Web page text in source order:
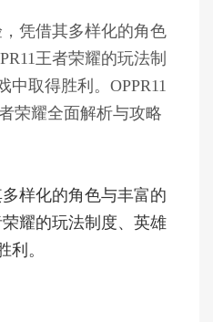
凭借其多样化的角色
王者荣耀的玩法制
取得胜利。OPPR11
荣耀全面解析与攻略
样化的角色与丰富的
耀的玩法制度、英雄
。